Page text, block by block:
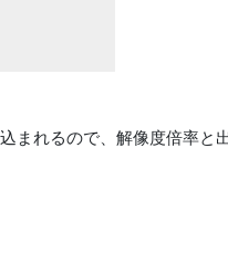
まれるので、解像度倍率と